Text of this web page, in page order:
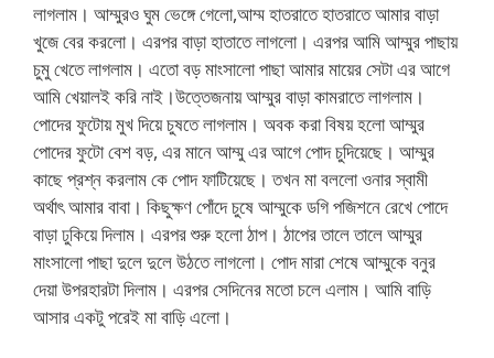
লাগলাম। আম্মুরও ঘুম ভেঙ্গে গেলো,আম্ম হাতরাতে হাতরাতে আমার বাড়া
খুজে বের করলো। এরপর বাড়া হাতাতে লাগলো। এরপর আমি আম্মুর পাছায়
চুমু খেতে লাগলাম। এতো বড় মাংসালো পাছা আমার মায়ের সেটা এর আগে
আমি খেয়ালই করি নাই।উত্তেজনায় আম্মুর বাড়া কামরাতে লাগলাম।
পোদের ফুটোয় মুখ দিয়ে চুষতে লাগলাম। অবক করা বিষয় হলো আম্মুর
পোদের ফুটো বেশ বড়, এর মানে আম্মু এর আগে পোদ চুদিয়েছে। আম্মুর
কাছে প্রশ্ন করলাম কে পোদ ফাটিয়েছে। তখন মা বললো ওনার স্বামী
অর্থাৎ আমার বাবা। কিছুক্ষণ পোঁদে চুষে আম্মুকে ডগি পজিশনে রেখে পোদে
বাড়া ঢুকিয়ে দিলাম। এরপর শুরু হলো ঠাপ। ঠাপের তালে তালে আম্মুর
মাংসালো পাছা দুলে দুলে উঠতে লাগলো। পোদ মারা শেষে আম্মুকে বনুর
দেয়া উপরহারটা দিলাম। এরপর সেদিনের মতো চলে এলাম। আমি বাড়ি
আসার একটু পরেই মা বাড়ি এলো।